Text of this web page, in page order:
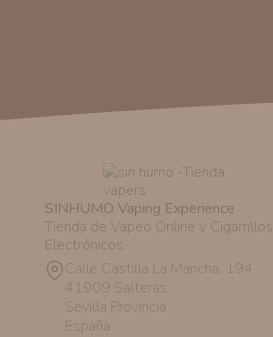
SINHUMO Vaping Experience
Tienda de Vapeo Online y Cigarrillos
Electrónicos.
Calle Castilla La Mancha, 194
41909 Salteras
Sevilla Provincia
España